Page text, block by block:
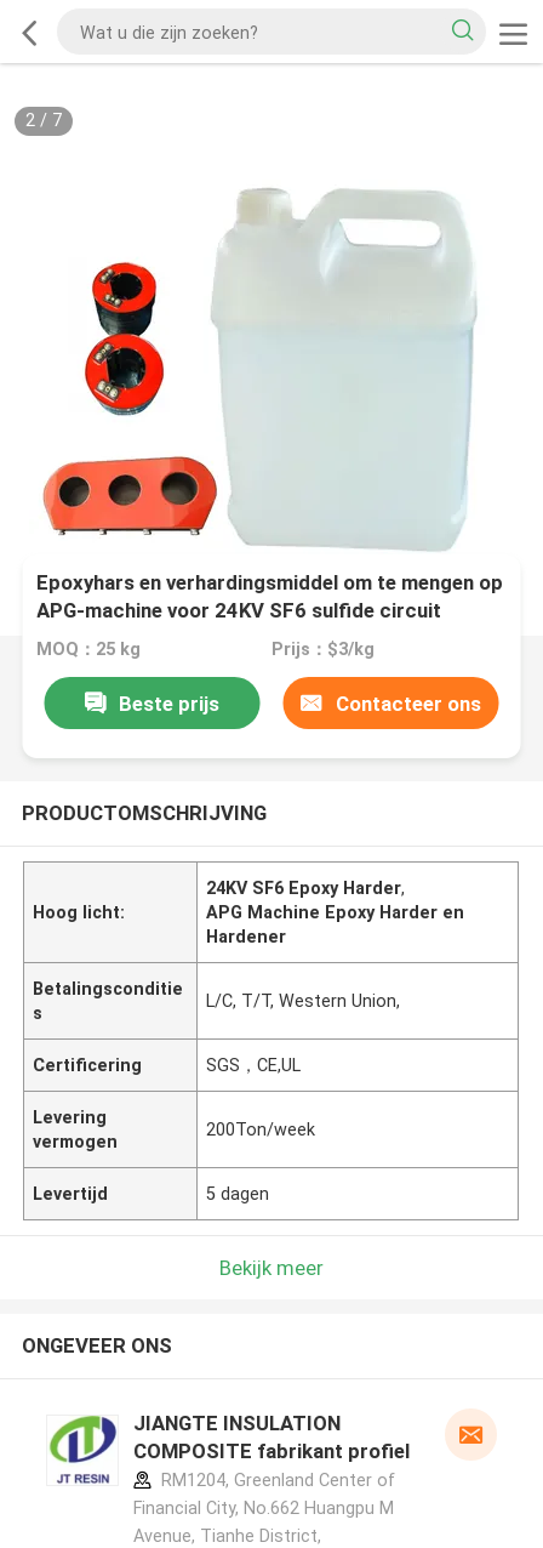
2/ 7
Epoxyhars en verhardingsmiddel om te mengen op
APG-machine voor 24KV SF6 sulfide circuit
breaker
MOQ：25 kg Prijs：$3/kg
Beste prijs Contacteer ons
PRODUCTOMSCHRIJVING
Hoog licht:
24KV SF6 Epoxy Harder,
APG Machine Epoxy Harder en
Hardener
Betalingsconditie
s
L/C, T/T, Western Union,
Certificering SGS，CE,UL
Levering
vermogen
200Ton/week
Levertijd 5 dagen
Bekijk meer
ONGEVEER ONS
JIANGTE INSULATION
COMPOSITE fabrikant profiel
RM1204, Greenland Center of
Financial City, No.662 Huangpu M
Avenue, Tianhe District,